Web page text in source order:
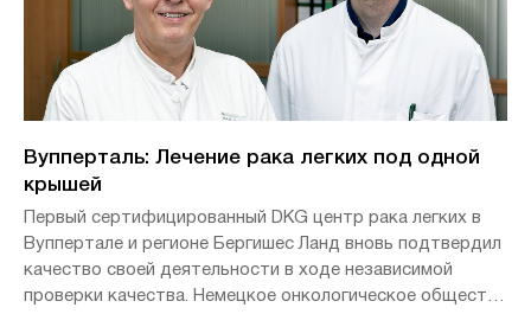
Вупперталь: Лечение рака легких под одной
крышей
Первый сертифицированный DKG центр рака легких в
Вуппертале и регионе Бергишес Ланд вновь подтвердил
качество своей деятельности в ходе независимой
проверки качества. Немецкое онкологическое общество